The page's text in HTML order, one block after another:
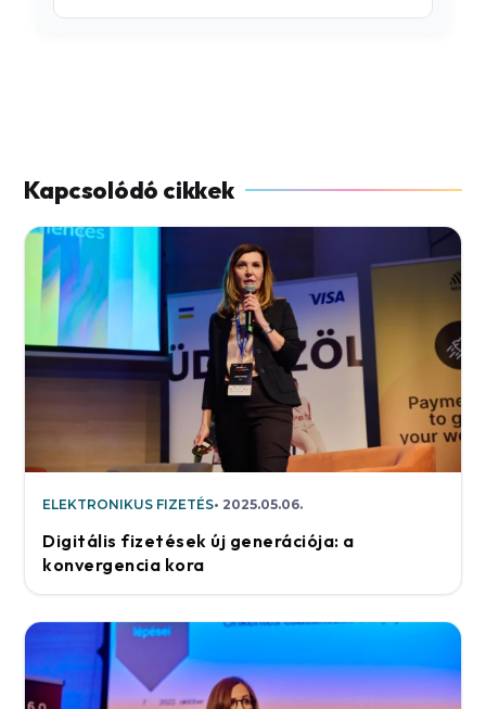
ELEKTRONIKUS FIZETÉS 2025.05.06.
Digitális fizetések új generációja: a
konvergencia kora